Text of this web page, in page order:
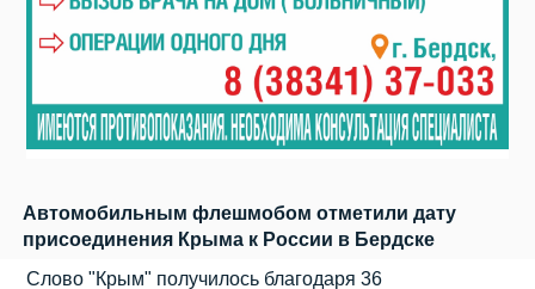
Автомобильным флешмобом отметили дату
присоединения Крыма к России в Бердске
Слово "Крым" получилось благодаря 36